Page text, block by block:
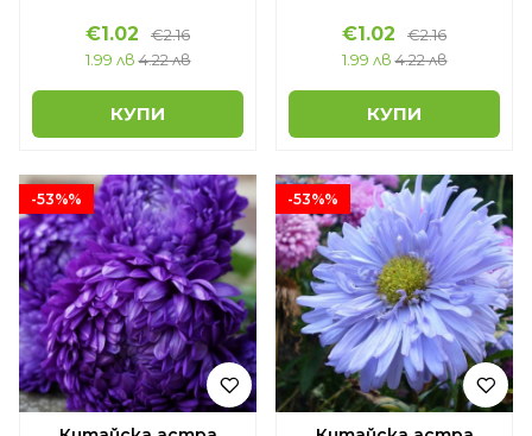
€1.02
€2.16
1.99 лв 4.22 лв
КУПИ
€1.02
€2.16
1.99 лв 4.22 лв
КУПИ
-53%% -53%%